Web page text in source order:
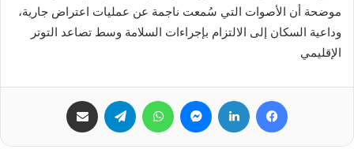
موضحة أن الأصوات التي سُمعت ناجمة عن عمليات اعتراض جارية،
وداعية السكان إلى الالتزام بإجراءات السلامة وسط تصاعد التوتر
الإقليمي
فيسبوك لينكدإن ماسنجر واتساب تيلقرام